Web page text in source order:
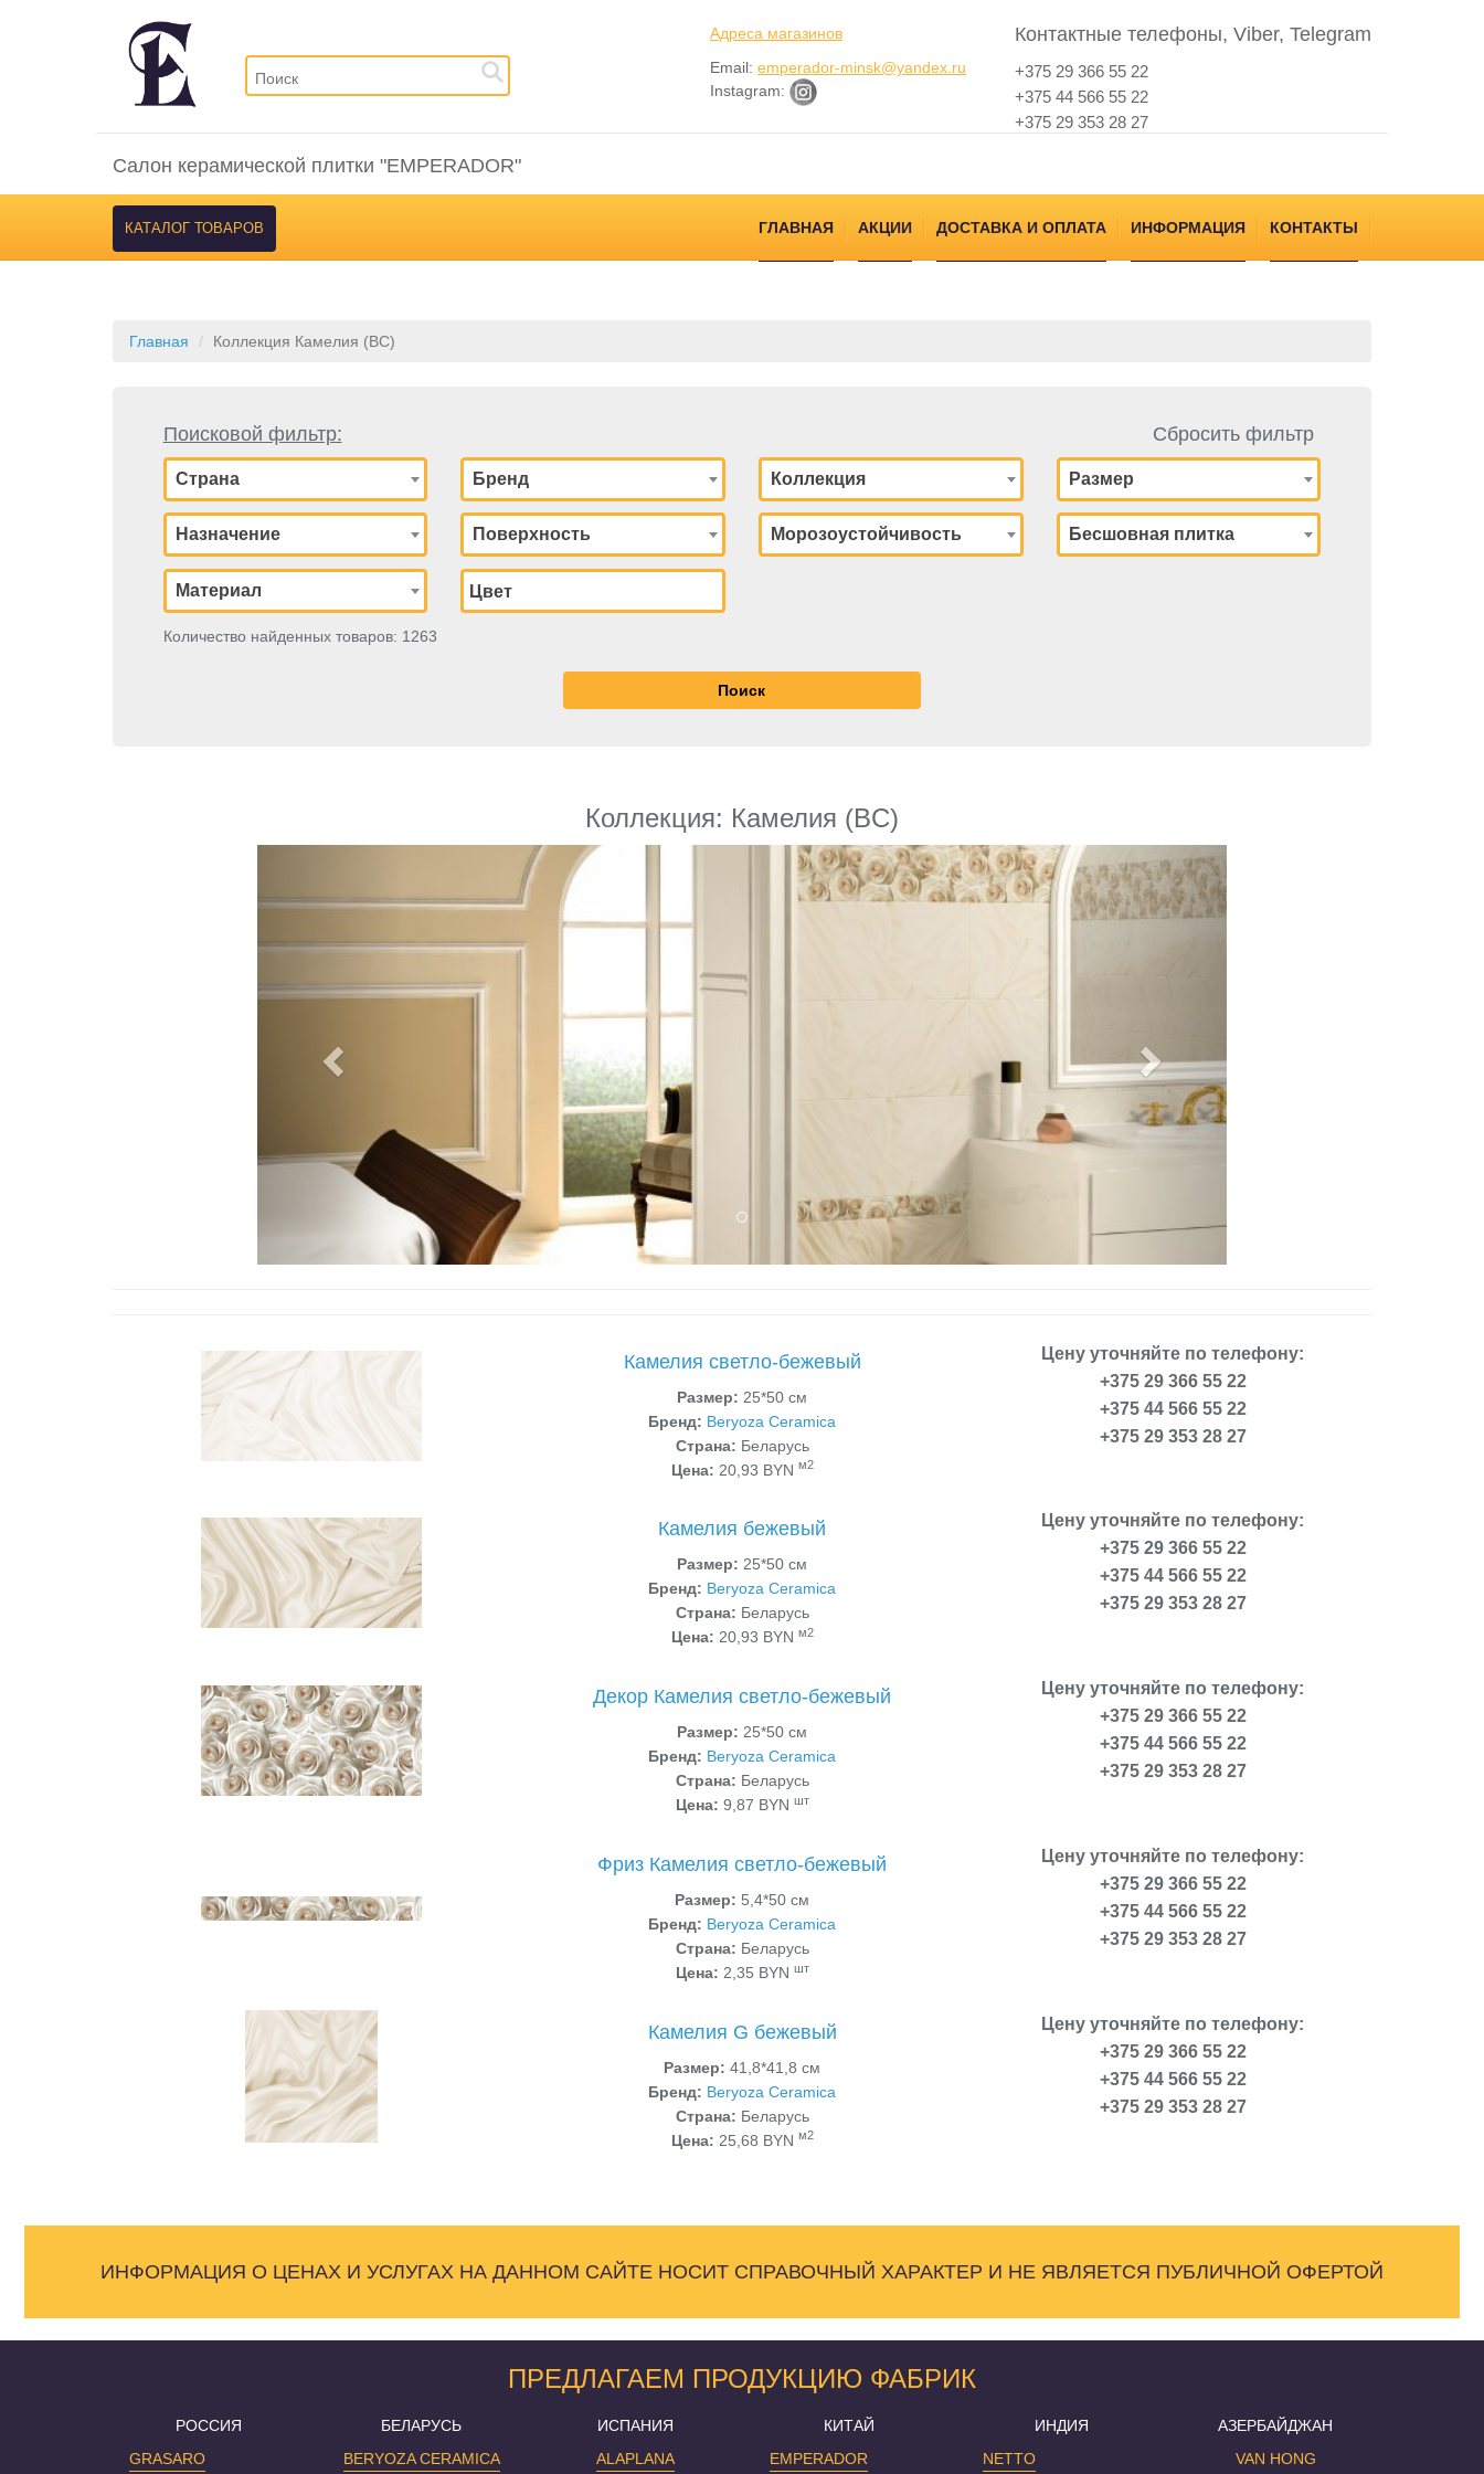
Адреса магазинов
Email: emperador-minsk@yandex.ru
Instagram:
Контактные телефоны, Viber, Telegram
+375 29 366 55 22
+375 44 566 55 22
+375 29 353 28 27
Салон керамической плитки "EMPERADOR"
КАТАЛОГ ТОВАРОВ ГЛАВНАЯ АКЦИИ ДОСТАВКА И ОПЛАТА ИНФОРМАЦИЯ КОНТАКТЫ
Главная Коллекция Камелия (BC)
Поисковой фильтр: Сбросить фильтр
Страна Бренд Коллекция Размер
Назначение Поверхность Морозоустойчивость Бесшовная плитка
Материал
Количество найденных товаров: 1263
Коллекция: Камелия (BC)
Next
Камелия светло-бежевый
Размер: 25*50 см
Бренд: Beryoza Ceramica
Страна: Беларусь
Цена: 20,93 BYN м2
Цену уточняйте по телефону:
+375 29 366 55 22
+375 44 566 55 22
+375 29 353 28 27
Камелия бежевый
Размер: 25*50 см
Бренд: Beryoza Ceramica
Страна: Беларусь
Цена: 20,93 BYN м2
Цену уточняйте по телефону:
+375 29 366 55 22
+375 44 566 55 22
+375 29 353 28 27
Декор Камелия светло-бежевый
Размер: 25*50 см
Бренд: Beryoza Ceramica
Страна: Беларусь
Цена: 9,87 BYN шт
Цену уточняйте по телефону:
+375 29 366 55 22
+375 44 566 55 22
+375 29 353 28 27
Фриз Камелия светло-бежевый
Размер: 5,4*50 см
Бренд: Beryoza Ceramica
Страна: Беларусь
Цена: 2,35 BYN шт
Цену уточняйте по телефону:
+375 29 366 55 22
+375 44 566 55 22
+375 29 353 28 27
Камелия G бежевый
Размер: 41,8*41,8 см
Бренд: Beryoza Ceramica
Страна: Беларусь
Цена: 25,68 BYN м2
Цену уточняйте по телефону:
+375 29 366 55 22
+375 44 566 55 22
+375 29 353 28 27
ИНФОРМАЦИЯ О ЦЕНАХ И УСЛУГАХ НА ДАННОМ САЙТЕ НОСИТ СПРАВОЧНЫЙ ХАРАКТЕР И НЕ ЯВЛЯЕТСЯ ПУБЛИЧНОЙ ОФЕРТОЙ
ПРЕДЛАГАЕМ ПРОДУКЦИЮ ФАБРИК
РОССИЯ
GRASARO
БЕЛАРУСЬ
BERYOZA CERAMICA
ИСПАНИЯ
ALAPLANA
КИТАЙ
EMPERADOR
ИНДИЯ
NETTO
АЗЕРБАЙДЖАН
VAN HONG